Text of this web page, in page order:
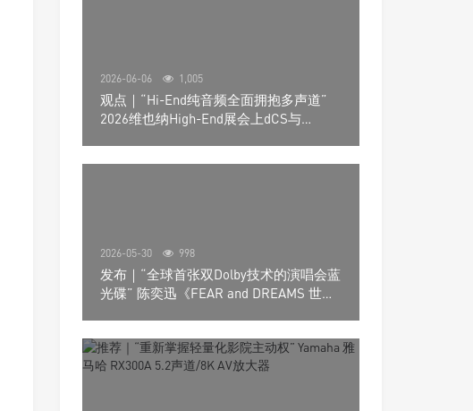
2026-06-06 1,005
观点｜“Hi-End纯音频全面拥抱多声道”
2026维也纳High-End展会上dCS与
2026-05-30 998
发布｜“全球首张双Dolby技术的演唱会蓝
光碟” 陈奕迅《FEAR and DREAMS 世界